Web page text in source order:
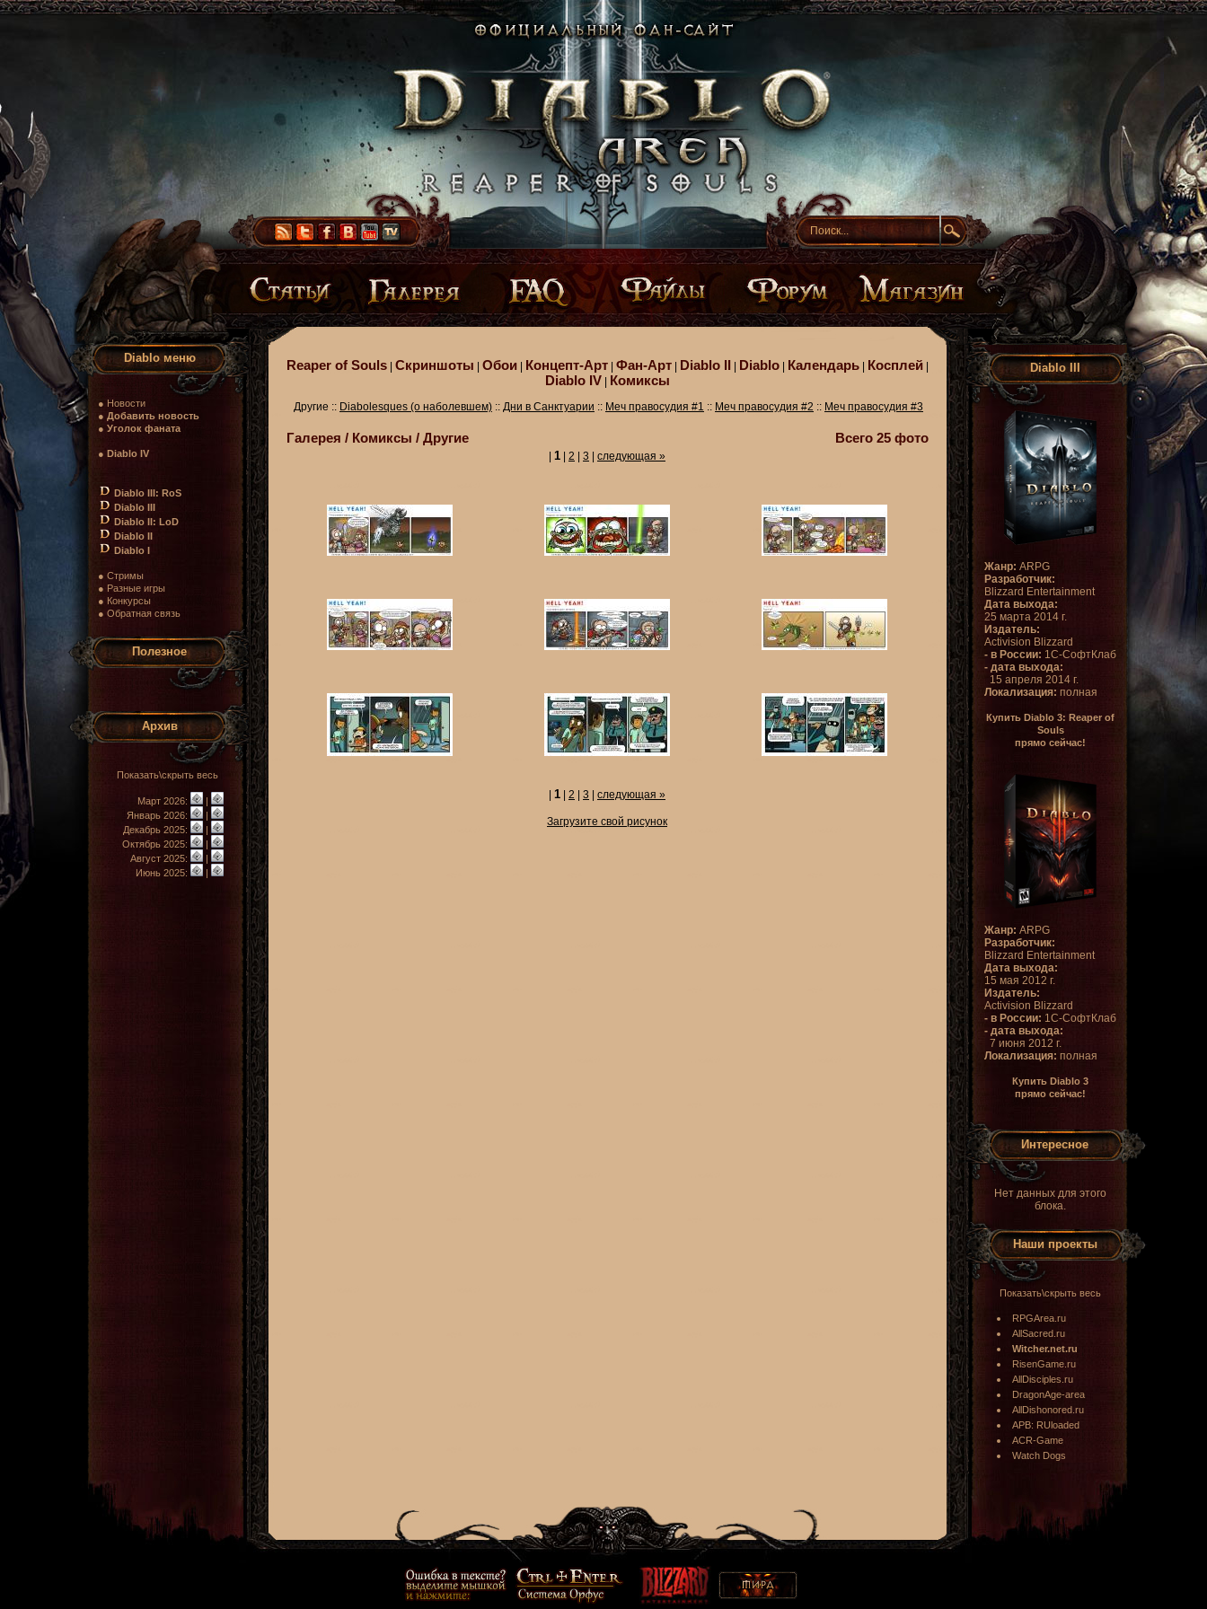
Diablo меню
● Новости
● Добавить новость
● Уголок фаната
● Diablo IV
Diablo III: RoS
Diablo III
Diablo II: LoD
Diablo II
Diablo I
● Стримы
● Разные игры
● Конкурсы
● Обратная связь
Полезное
Архив
Показать\скрыть весь
Март 2026:
|
Январь 2026:
|
Декабрь 2025:
|
Октябрь 2025:
|
Август 2025:
|
Июнь 2025:
|
Reaper of Souls| Скриншоты Обои| Концепт-Арт| Фан-Арт| Diablo II Diablo| Календарь| Косплей|
Diablo IV Комиксы
Другие :: Diabolesques (о наболевшем) :: Дни в Санктуарии :: Меч правосудия #1 :: Меч правосудия #2 :: Меч правосудия #3
Галерея / Комиксы / Другие Всего 25 фото
1 2 3 следующая »
1 2 3 следующая »
Загрузите свой рисунок
Diablo III
Жанр: ARPG
Разработчик:
Blizzard Entertainment
Дата выхода:
25 марта 2014 г.
Издатель:
Activision Blizzard
- в России: 1С-СофтКлаб
- дата выхода:
15 апреля 2014 г.
Локализация: полная
Купить Diablo 3: Reaper of
Souls
прямо сейчас!
Жанр: ARPG
Разработчик:
Blizzard Entertainment
Дата выхода:
15 мая 2012 г.
Издатель:
Activision Blizzard
- в России: 1С-СофтКлаб
- дата выхода:
7 июня 2012 г.
Локализация: полная
Купить Diablo 3
прямо сейчас!
Интересное
Нет данных для этого
блока.
Наши проекты
Показать\скрыть весь
RPGArea.ru
AllSacred.ru
Witcher.net.ru
RisenGame.ru
AllDisciples.ru
DragonAge-area
AllDishonored.ru
APB: RUloaded
ACR-Game
Watch Dogs